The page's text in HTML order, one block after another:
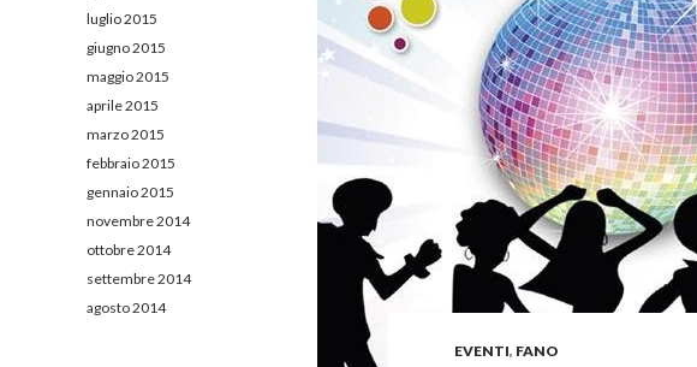
EVENTI, FANO
luglio 2015
giugno 2015
maggio 2015
aprile 2015
marzo 2015
febbraio 2015
gennaio 2015
novembre 2014
ottobre 2014
settembre 2014
agosto 2014